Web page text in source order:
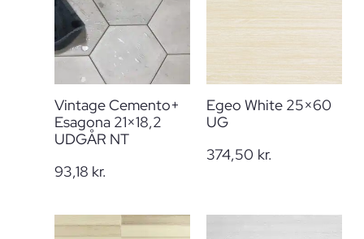
Vintage Cemento+
Esagona 21×18,2
UDGÅR NT
93,18 kr.
Egeo White 25×60
UG
374,50 kr.